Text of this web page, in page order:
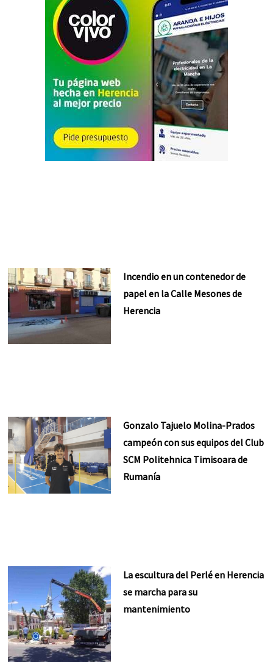
Incendio en un contenedor de
papel en la Calle Mesones de
Herencia
Gonzalo Tajuelo Molina-Prados
campeón con sus equipos del Club
SCM Politehnica Timisoara de
Rumanía
La escultura del Perlé en Herencia
se marcha para su
mantenimiento